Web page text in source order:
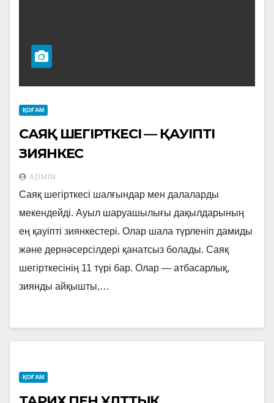
ҚОҒАМ
САЯҚ ШЕГІРТКЕСІ — ҚАУІПТІ
ЗИЯНКЕС
ADMIN
Саяқ шегірткесі шалғындар мен далаларды
мекендейді. Ауыл шаруашылығы дақылдарының
ең қауіпті зиянкестері. Олар шала түрленіп дамиды
және дернәсерсілдері қанатсыз болады. Саяқ
шегірткесінің 11 түрі бар. Олар — атбасарлық,
зиянды айқышты,…
ҚОҒАМ